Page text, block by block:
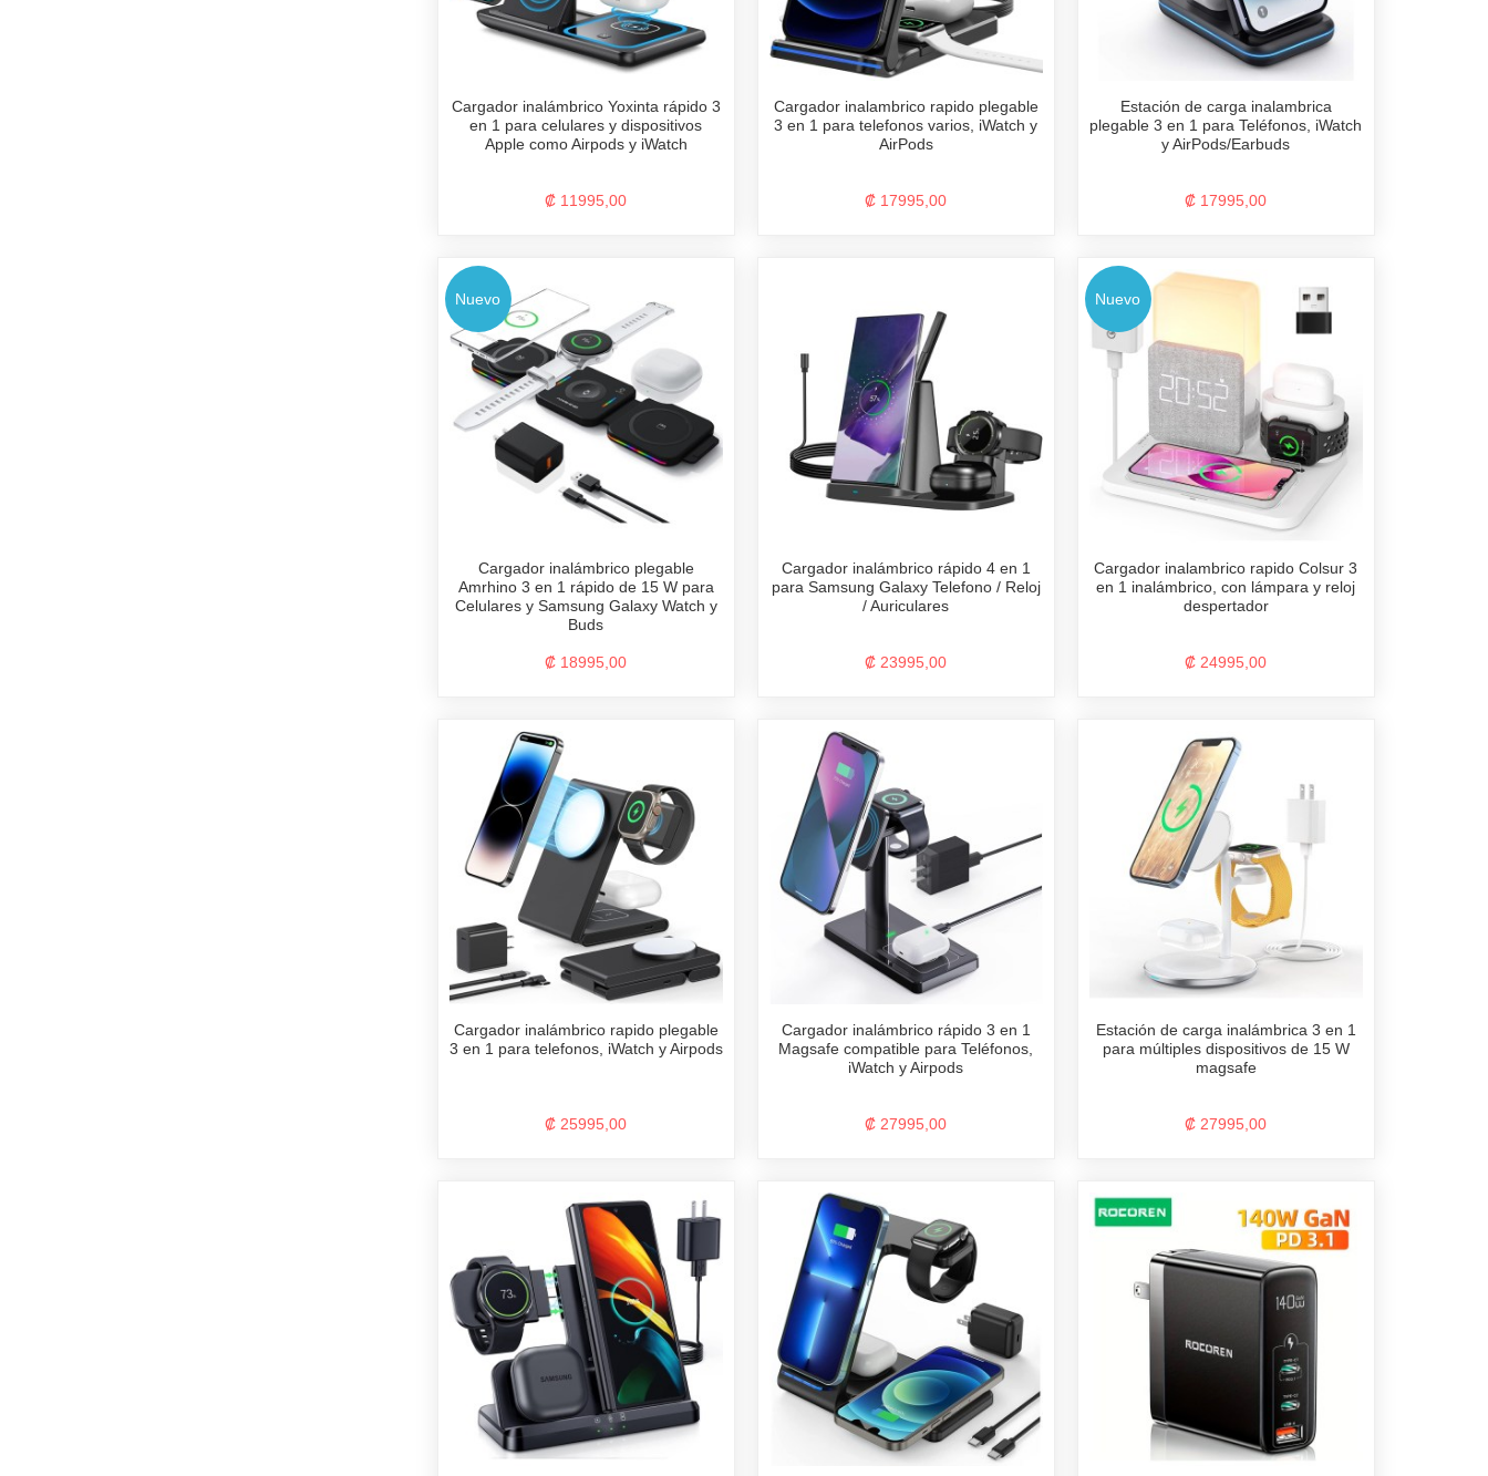
Cargador inalámbrico Yoxinta rápido 3
en 1 para celulares y dispositivos
Apple como Airpods y iWatch
₡ 11995,00
Cargador inalambrico rapido plegable
3 en 1 para telefonos varios, iWatch y
AirPods
₡ 17995,00
Estación de carga inalambrica
plegable 3 en 1 para Teléfonos, iWatch
y AirPods/Earbuds
₡ 17995,00
Nuevo
Cargador inalámbrico plegable
Amrhino 3 en 1 rápido de 15 W para
Celulares y Samsung Galaxy Watch y
Buds
₡ 18995,00
Cargador inalámbrico rápido 4 en 1
para Samsung Galaxy Telefono / Reloj
/ Auriculares
₡ 23995,00
Nuevo
Cargador inalambrico rapido Colsur 3
en 1 inalámbrico, con lámpara y reloj
despertador
₡ 24995,00
Cargador inalámbrico rapido plegable
3 en 1 para telefonos, iWatch y Airpods
₡ 25995,00
Cargador inalámbrico rápido 3 en 1
Magsafe compatible para Teléfonos,
iWatch y Airpods
₡ 27995,00
Estación de carga inalámbrica 3 en 1
para múltiples dispositivos de 15 W
magsafe
₡ 27995,00